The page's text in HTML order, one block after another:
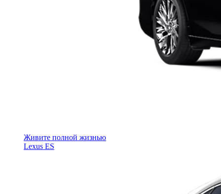
Живите полной жизнью
Lexus ES